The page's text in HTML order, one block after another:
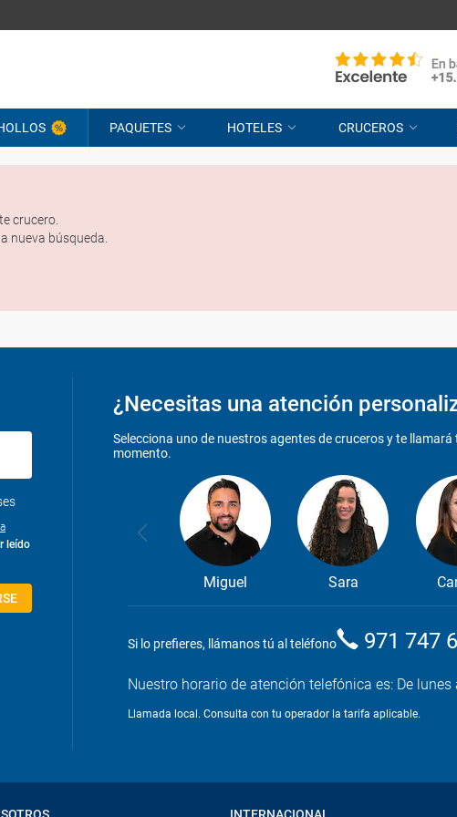
PAQUETES HOTELES CRUCEROS
crucero.
nueva búsqueda.
leído
¿Necesitas una atención
Selecciona uno de nuestros agentes de cruceros y te
momento.
Miguel Sara
Si lo prefieres, llámanos tú al teléfono 971 747
Nuestro horario de atención telefónica es: De
Llamada local. Consulta con tu operador la tarifa aplicable.